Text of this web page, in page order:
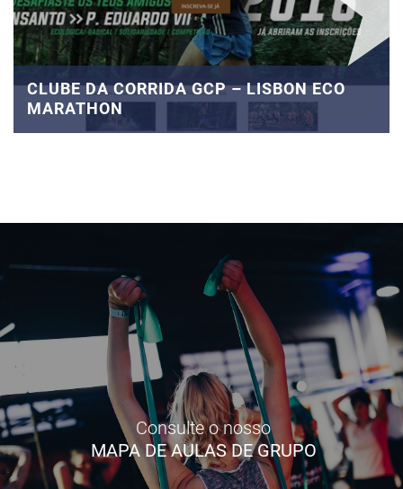
CLUBE DA CORRIDA GCP – LISBON ECO
MARATHON
Consulte o nosso
MAPA DE AULAS DE GRUPO